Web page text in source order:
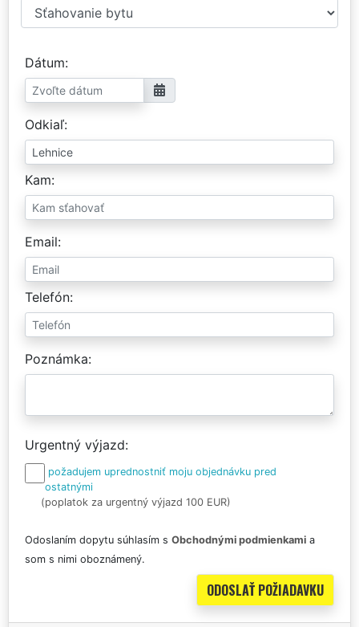
Dátum
Odkiaľ
Kam
Email
Telefón
Poznámka
Urgentný výjazd
požadujem uprednostniť moju objednávku pred
ostatnými
(poplatok za urgentný výjazd 100 EUR)
Odoslaním dopytu súhlasím s Obchodnými podmienkami a
som s nimi oboznámený.